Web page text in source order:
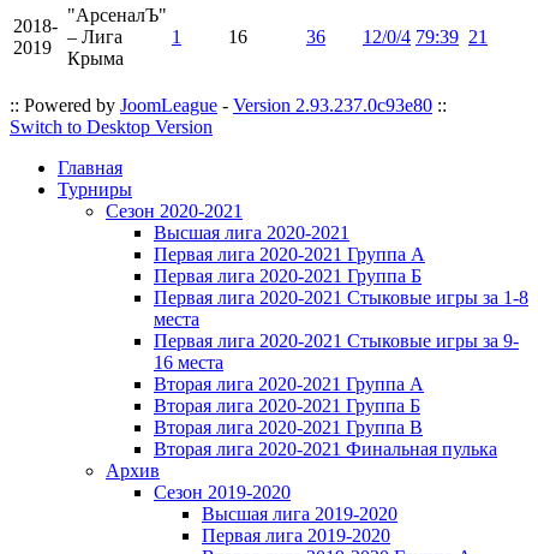
2018-
2019
"АрсеналЪ"
– Лига
Крыма
1 16 36 12/0/4 79:39 21
:: Powered by JoomLeague - Version 2.93.237.0c93e80 ::
Switch to Desktop Version
Главная
Турниры
Сезон 2020-2021
Высшая лига 2020-2021
Первая лига 2020-2021 Группа А
Первая лига 2020-2021 Группа Б
Первая лига 2020-2021 Стыковые игры за 1-8
места
Первая лига 2020-2021 Стыковые игры за 9-
16 места
Вторая лига 2020-2021 Группа А
Вторая лига 2020-2021 Группа Б
Вторая лига 2020-2021 Группа В
Вторая лига 2020-2021 Финальная пулька
Архив
Сезон 2019-2020
Высшая лига 2019-2020
Первая лига 2019-2020